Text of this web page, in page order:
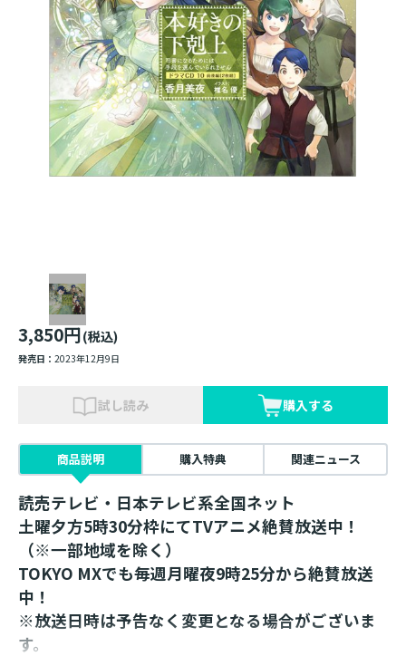
3,850円(税込)
発売日： 2023年12月9日
試し読み 購入する
商品説明 購入特典 関連ニュース
読売テレビ・日本テレビ系全国ネット
土曜夕方5時30分枠にてTVアニメ絶賛放送中！
（※一部地域を除く）
TOKYO MXでも毎週月曜夜9時25分から絶賛放送
中！
※放送日時は予告なく変更となる場合がございま
す。